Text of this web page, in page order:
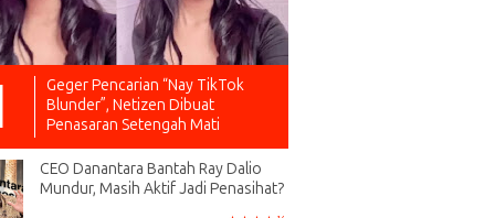
Geger Pencarian “Nay TikTok
Blunder”, Netizen Dibuat
Penasaran Setengah Mati
CEO Danantara Bantah Ray Dalio
Mundur, Masih Aktif Jadi Penasihat?